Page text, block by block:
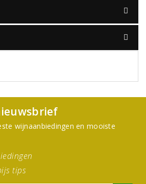
wijnaanbiedingen en mooiste
tips